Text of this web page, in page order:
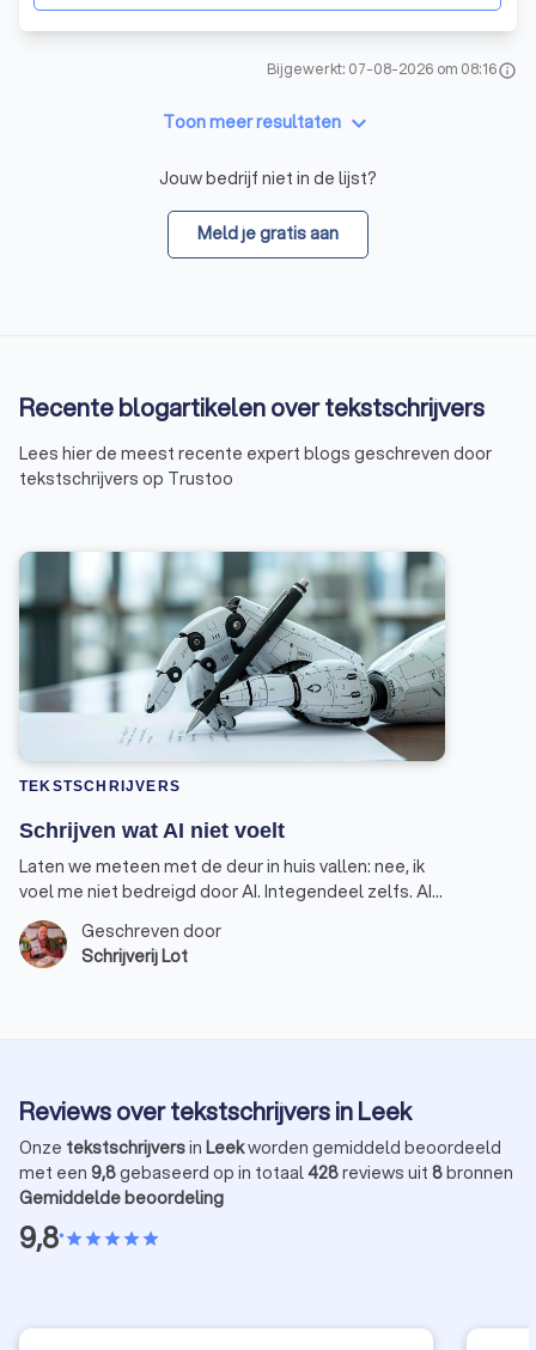
Bijgewerkt: 07-08-2026 om 08:16info
Toon meer resultaten keyboard_arrow_down
Jouw bedrijf niet in de lijst?
Meld je gratis aan
Recente blogartikelen over tekstschrijvers
Lees hier de meest recente expert blogs geschreven door
tekstschrijvers op Trustoo
TEKSTSCHRIJVERS
Schrijven wat AI niet voelt
Laten we meteen met de deur in huis vallen: nee, ik
voel me niet bedreigd door AI. Integendeel zelfs. AI
is een handige assistent geworden in mijn werk als
schrijver, maar geen vervanger. Dat is een belangrijk
verschil. Schrijven is voor mij en voor veel collega’s
waar AI nog altijd tekortschiet.
Geschreven door
Schrijverij Lot
Reviews over tekstschrijvers in Leek
Onze tekstschrijversin Leekworden gemiddeld beoordeeld
met een 9,8gebaseerd op in totaal428reviews uit 8bronnen
Gemiddelde beoordeling
9,8•starstarstarstarstar